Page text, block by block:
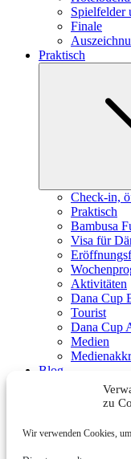
zu
Wir verwenden Cookies,
Spielfelder
Finale
Praktisch
Check-in,
Praktisch
Bambusa
Visa für
Aktivitäten
Dana Cup
Tourist
Dana Cup
Medien
Blog
Schiedsrichter